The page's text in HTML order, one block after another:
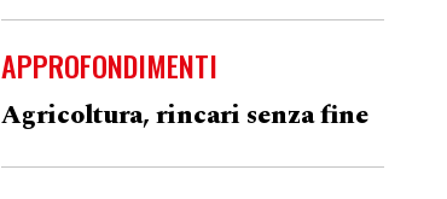
APPROFONDIMENTI
Agricoltura, rincari senza fine